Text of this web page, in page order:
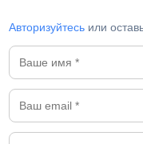
Авторизуйтесь или